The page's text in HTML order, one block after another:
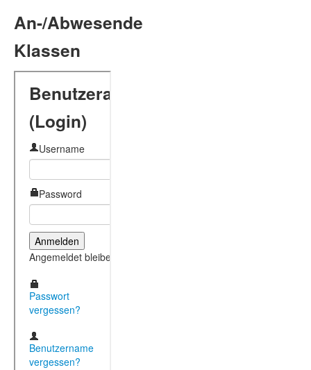
An-/Abwesende
Klassen